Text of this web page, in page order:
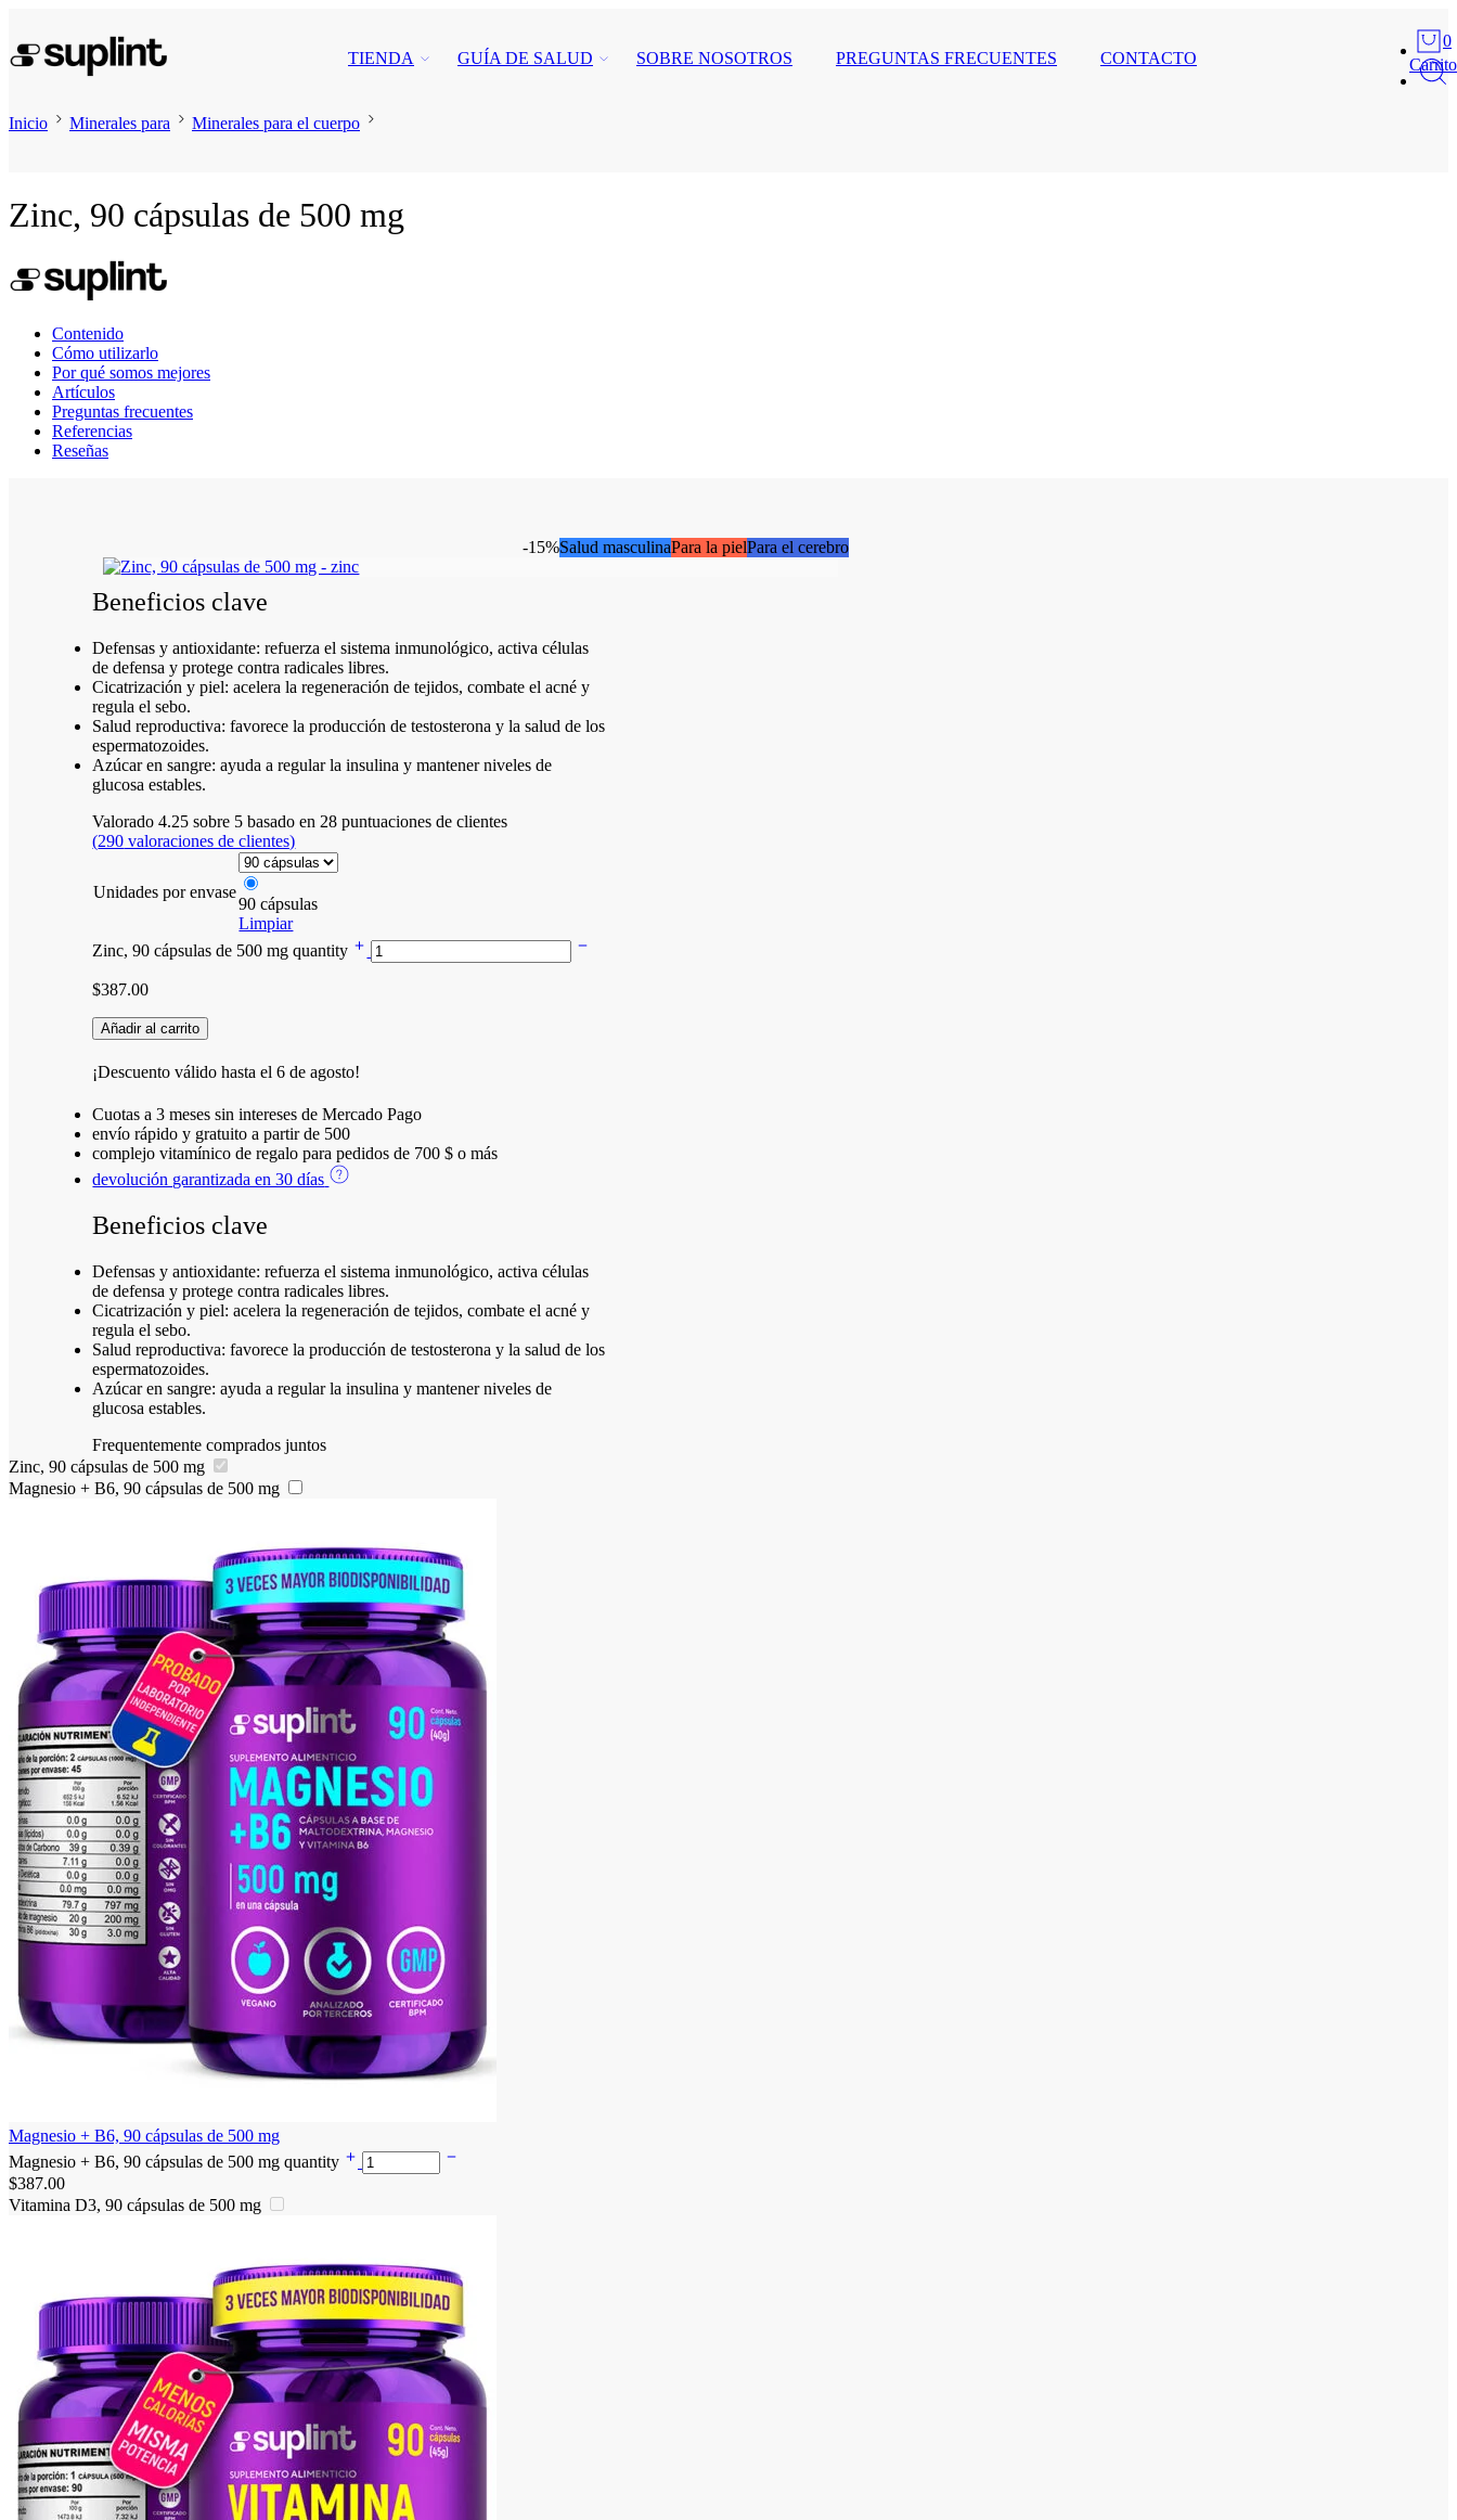
0
Carrito
TIENDA GUÍA DE SALUD SOBRE NOSOTROS PREGUNTAS FRECUENTES CONTACTO
Inicio Minerales para Minerales para el cuerpo
Zinc, 90 cápsulas de 500 mg
Contenido
Cómo utilizarlo
Por qué somos mejores
Artículos
Preguntas frecuentes
Referencias
Reseñas
Para el cerebro
Para la piel
Salud masculina
-15%
Beneficios clave
Defensas y antioxidante: refuerza el sistema inmunológico, activa células
de defensa y protege contra radicales libres.
Cicatrización y piel: acelera la regeneración de tejidos, combate el acné y
regula el sebo.
Salud reproductiva: favorece la producción de testosterona y la salud de los
espermatozoides.
Azúcar en sangre: ayuda a regular la insulina y mantener niveles de
glucosa estables.
Valorado4.25 sobre 5 basado en 28 puntuaciones de clientes
(290 valoraciones de clientes)
Unidades por envase
90 cápsulas
Limpiar
Zinc, 90 cápsulas de 500 mg quantity
$387.00
Añadir al carrito
¡Descuento válido hasta el6 de agosto!
Cuotas a 3 meses sin intereses de Mercado Pago
envío rápido y gratuito a partir de 500
complejo vitamínico de regalo para pedidos de 700 $ o más
devolución garantizada en 30 días
Beneficios clave
Defensas y antioxidante: refuerza el sistema inmunológico, activa células
de defensa y protege contra radicales libres.
Cicatrización y piel: acelera la regeneración de tejidos, combate el acné y
regula el sebo.
Salud reproductiva: favorece la producción de testosterona y la salud de los
espermatozoides.
Azúcar en sangre: ayuda a regular la insulina y mantener niveles de
glucosa estables.
Frequentemente comprados juntos
Zinc, 90 cápsulas de 500 mg
Magnesio + B6, 90 cápsulas de 500 mg
Magnesio + B6, 90 cápsulas de 500 mg
Magnesio + B6, 90 cápsulas de 500 mg quantity
$387.00
Vitamina D3, 90 cápsulas de 500 mg